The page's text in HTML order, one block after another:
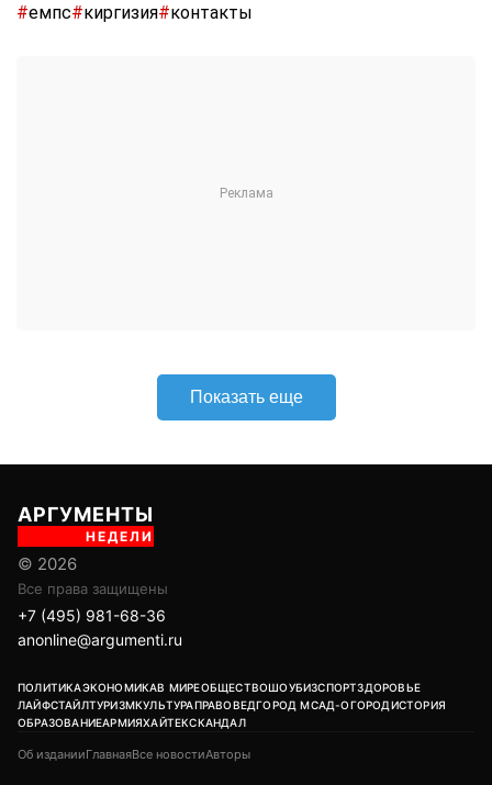
#емпс#киргизия#контакты
ЭКОНОМИКАВ МИРЕ СПОРТ
ПРАВОВЕДГОРОД М
ХАЙТЕК
Учредитель: ООО «ИЦТ и ИЭТ»
Издатель: ООО «Медианет»
Главный редактор печатной версии: Угланов Андрей Иванович
Главный редактор сетевого издания (сайта): Вавилов Андрей
Александрович
Заместитель главного редактора: Аверьянова Олеся Сергеевна
комн. 2
Возрастная категория сайта: 18+